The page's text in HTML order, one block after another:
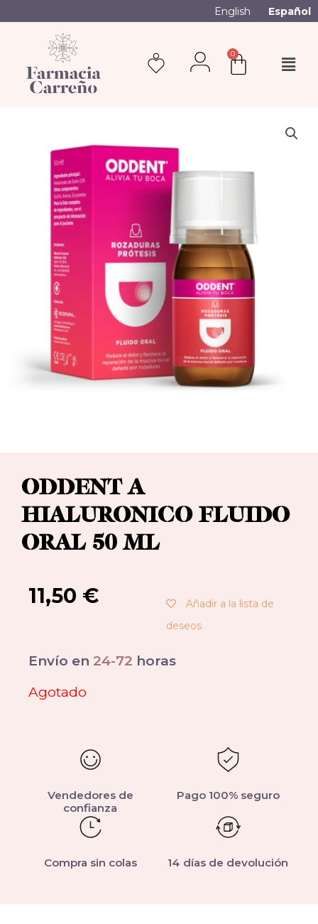
English Español
0
ODDENT A
HIALURONICO FLUIDO
ORAL 50 ML
11,50 €
Añadir a la lista de
deseos
Envío en 24-72 horas
Agotado
Vendedores de
confianza
Pago 100% seguro
Compra sin colas 14 días de devolución